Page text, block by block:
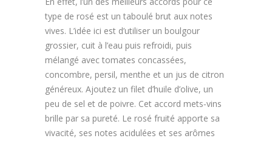
type de rosé est un taboulé brut aux notes
vives. L’idée ici est d’utiliser un boulgour
grossier, cuit à l’eau puis refroidi, puis
mélangé avec tomates concassées,
concombre, persil, menthe et un jus de citron
généreux. Ajoutez un filet d’huile d’olive, un
peu de sel et de poivre. Cet accord mets‑vins
brille par sa pureté. Le rosé fruité apporte sa
vivacité, ses notes acidulées et ses arômes